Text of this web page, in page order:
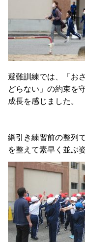
避難訓練では、「お
どらない」の約束を
成長を感じました。
綱引き練習前の整列
を整えて素早く並ぶ